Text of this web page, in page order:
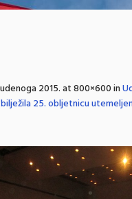
2015.at 800×600 in
25. obljetnicu